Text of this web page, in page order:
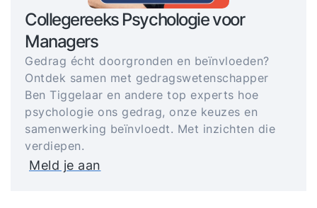
Collegereeks Psychologie voor
Managers
Gedrag écht doorgronden en beïnvloeden?
Ontdek samen met gedragswetenschapper
Ben Tiggelaar en andere top experts hoe
psychologie ons gedrag, onze keuzes en
samenwerking beïnvloedt. Met inzichten die
verdiepen.
Meld je aan